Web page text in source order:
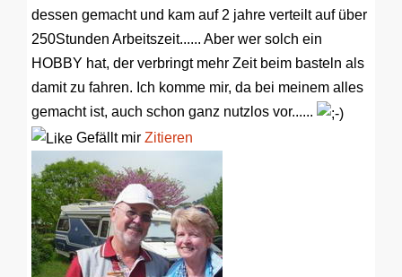
dessen gemacht und kam auf 2 jahre verteilt auf über
250Stunden Arbeitszeit...... Aber wer solch ein
HOBBY hat, der verbringt mehr Zeit beim basteln als
damit zu fahren. Ich komme mir, da bei meinem alles
gemacht ist, auch schon ganz nutzlos vor......
Gefällt mir Zitieren